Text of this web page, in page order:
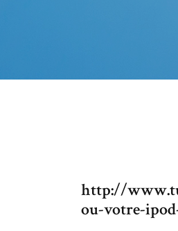
http://
ou-votre-